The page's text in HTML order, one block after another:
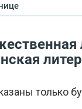
только